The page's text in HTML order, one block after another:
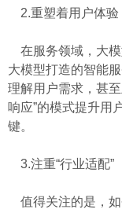
2.重塑着用户体验
在服务领域，大模
大模型打造的智能
理解用户需求，甚
响应”的模式提升用
键。
3.注重“行业适配”
值得关注的是，如